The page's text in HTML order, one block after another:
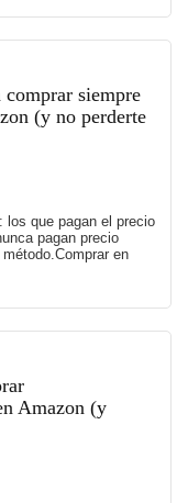
comprar siempre
(y no perderte
los que pagan el precio
pagan precio
en
Amazon (y